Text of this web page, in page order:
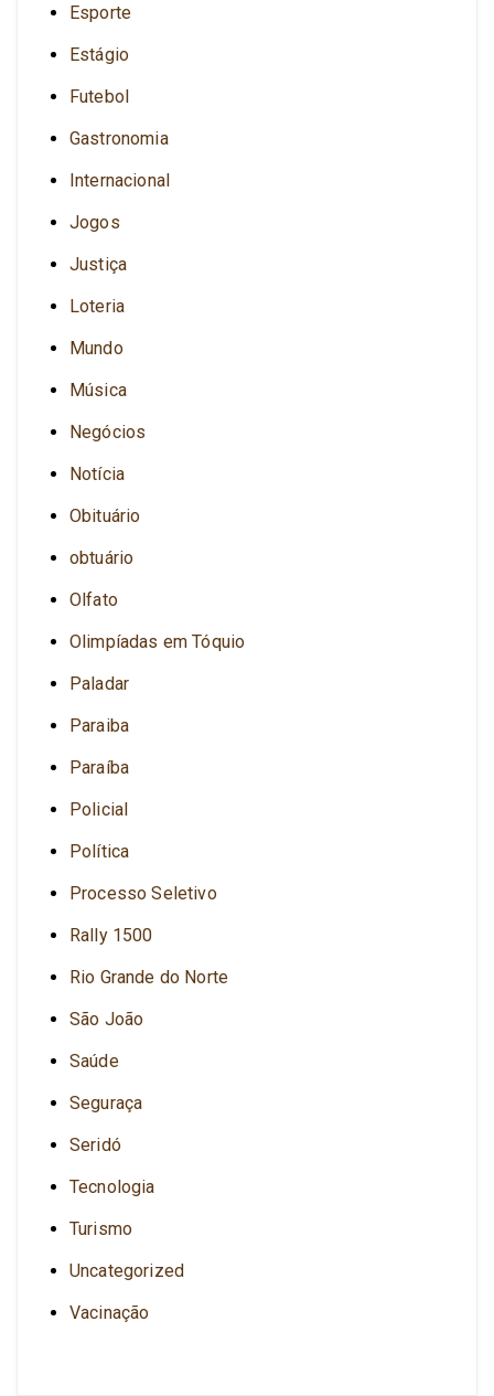
Esporte
Estágio
Futebol
Gastronomia
Internacional
Jogos
Justiça
Loteria
Mundo
Música
Negócios
Notícia
Obituário
obtuário
Olfato
Olimpíadas em Tóquio
Paladar
Paraiba
Paraíba
Policial
Política
Processo Seletivo
Rally 1500
Rio Grande do Norte
São João
Saúde
Seguraça
Seridó
Tecnologia
Turismo
Uncategorized
Vacinação